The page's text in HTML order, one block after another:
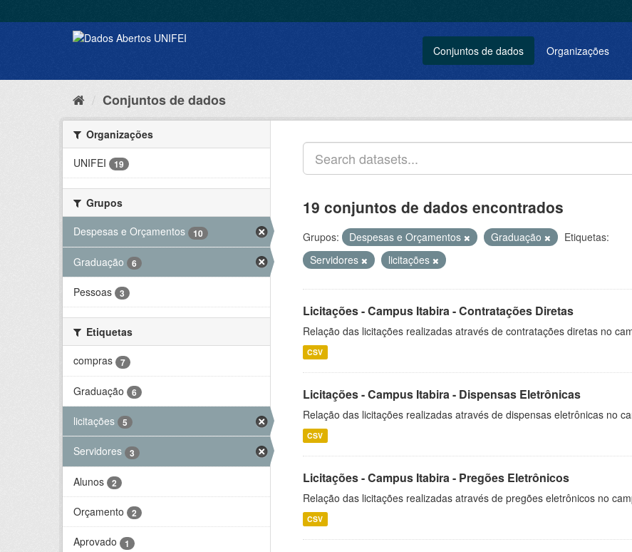
Conjuntos de dados Organizações
Conjuntos de dados
Organizações
UNIFEI
19
Grupos
Despesas e Orçamentos
10
Graduação 6
Pessoas 3
Etiquetas
compras
7
Graduação 6
licitações 5
Servidores 3
Alunos 2
Orçamento 2
Aprovado 1
19 conjuntos de dados encontrados
Grupos: Despesas e Orçamentos Graduação
Etiquetas:
Servidores
licitações
Licitações - Campus Itabira - Contratações Diretas
Relação das licitações realizadas através de contratações diretas no
CSV
Licitações - Campus Itabira - Dispensas Eletrônicas
Relação das licitações realizadas através de dispensas eletrônicas no
CSV
Licitações - Campus Itabira - Pregões Eletrônicos
Relação das licitações realizadas através de pregões eletrônicos no
CSV